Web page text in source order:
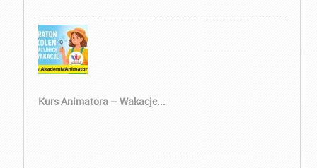
Kurs Animatora – Wakacje...